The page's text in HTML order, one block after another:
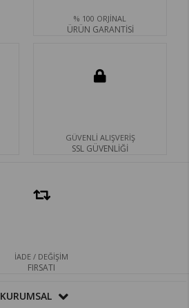
% 100 ORJİNAL
ÜRÜN GARANTİSİ
GÜVENLİ ALIŞVERİŞ
SSL GÜVENLİĞİ
İADE / DEĞİŞİM
FIRSATI
KURUMSAL